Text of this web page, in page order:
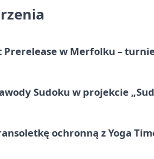
Prerelease w Merfolku –
Sudoku w projekcie
ochronną z Yoga